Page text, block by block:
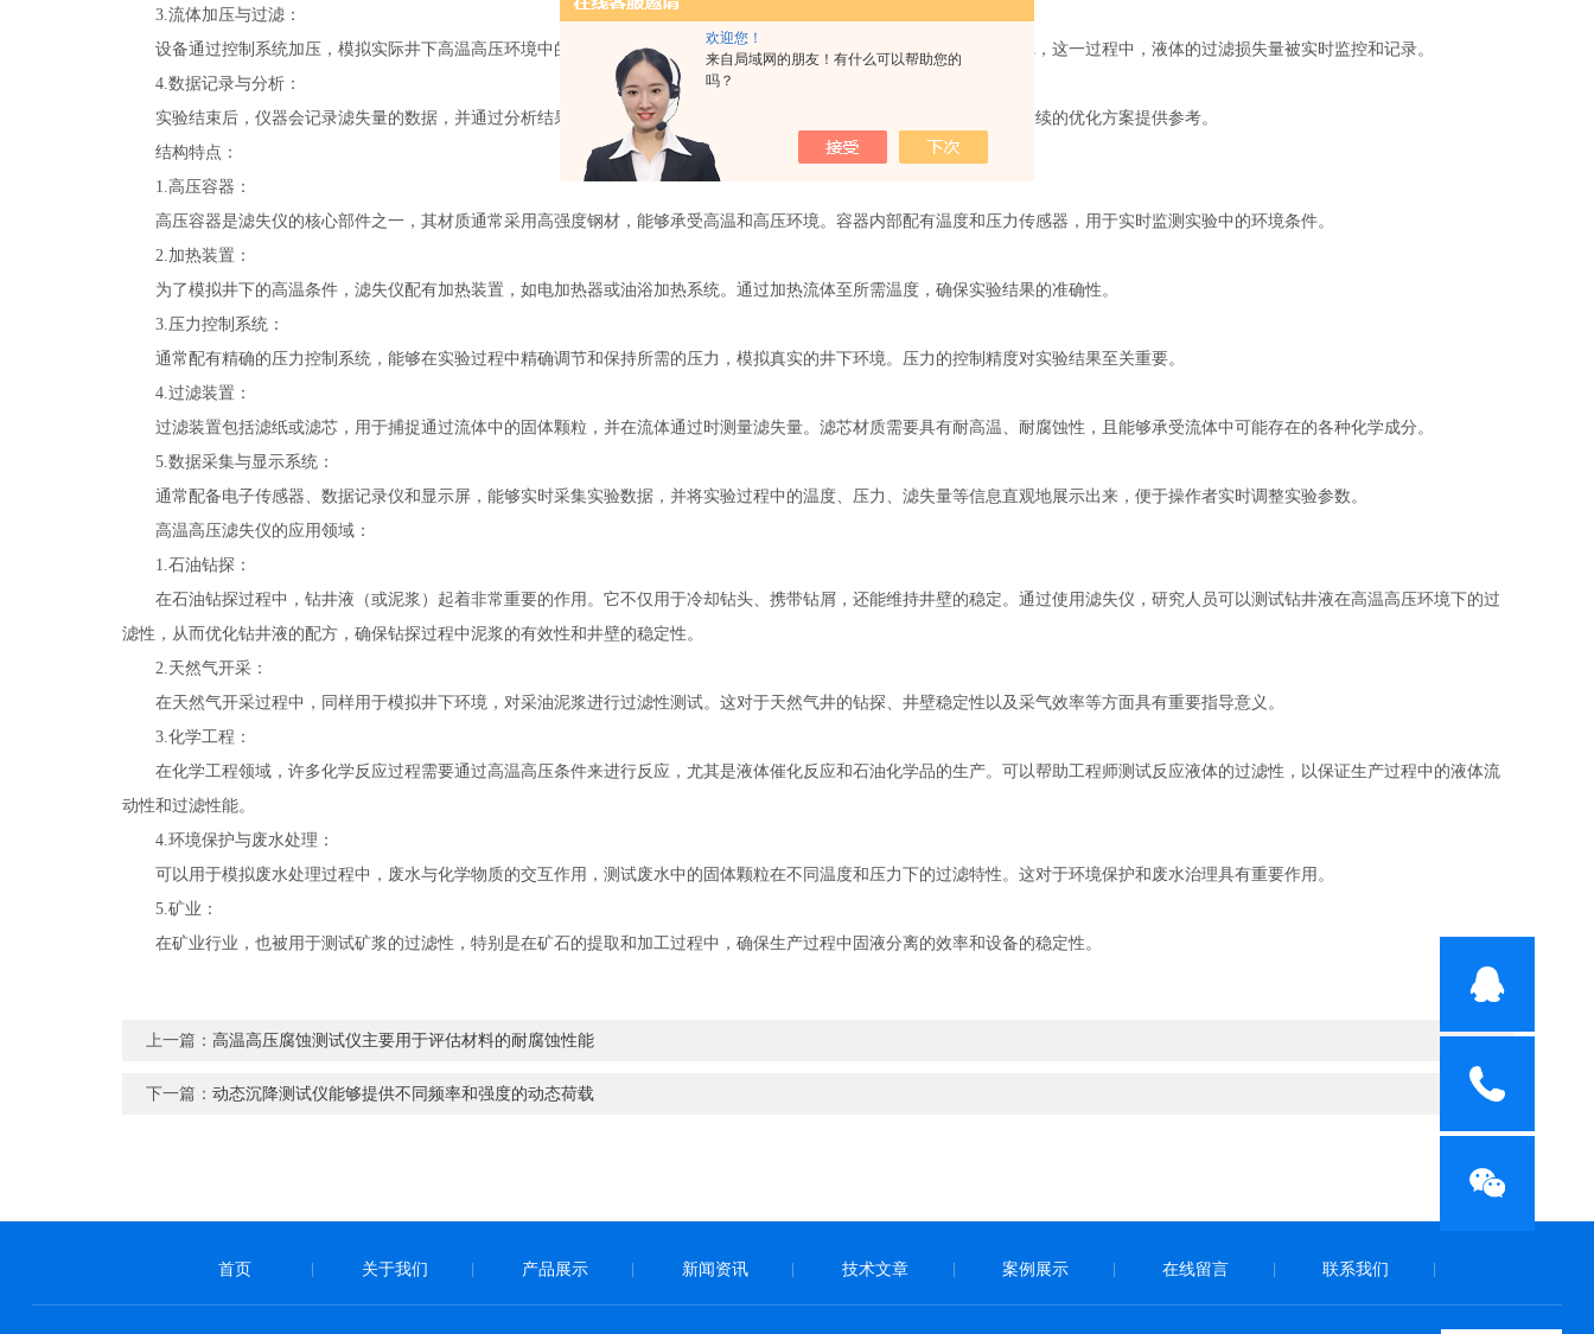
欢迎您！
来自局域网的朋友！有什么可以帮助您的
吗？
3.流体加压与过滤：
设备通过控制系统加压，模拟实际井下高温高压环境中的压力变化。在加压过程中，流体会在一定时间内通过滤芯或滤纸，这一过程中，液体的过滤损失量被实时监控和记录。
4.数据记录与分析：
实验结束后，仪器会记录滤失量的数据，并通过分析结果来评估流体的性能。具体的滤失量和滤饼厚度等数据，可以为后续的优化方案提供参考。
结构特点：
1.高压容器：
高压容器是滤失仪的核心部件之一，其材质通常采用高强度钢材，能够承受高温和高压环境。容器内部配有温度和压力传感器，用于实时监测实验中的环境条件。
2.加热装置：
为了模拟井下的高温条件，滤失仪配有加热装置，如电加热器或油浴加热系统。通过加热流体至所需温度，确保实验结果的准确性。
3.压力控制系统：
通常配有精确的压力控制系统，能够在实验过程中精确调节和保持所需的压力，模拟真实的井下环境。压力的控制精度对实验结果至关重要。
4.过滤装置：
过滤装置包括滤纸或滤芯，用于捕捉通过流体中的固体颗粒，并在流体通过时测量滤失量。滤芯材质需要具有耐高温、耐腐蚀性，且能够承受流体中可能存在的各种化学成分。
5.数据采集与显示系统：
通常配备电子传感器、数据记录仪和显示屏，能够实时采集实验数据，并将实验过程中的温度、压力、滤失量等信息直观地展示出来，便于操作者实时调整实验参数。
高温高压滤失仪的应用领域：
1.石油钻探：
在石油钻探过程中，钻井液（或泥浆）起着非常重要的作用。它不仅用于冷却钻头、携带钻屑，还能维持井壁的稳定。通过使用滤失仪，研究人员可以测试钻井液在高温高压环境下的过
滤性，从而优化钻井液的配方，确保钻探过程中泥浆的有效性和井壁的稳定性。
2.天然气开采：
在天然气开采过程中，同样用于模拟井下环境，对采油泥浆进行过滤性测试。这对于天然气井的钻探、井壁稳定性以及采气效率等方面具有重要指导意义。
3.化学工程：
在化学工程领域，许多化学反应过程需要通过高温高压条件来进行反应，尤其是液体催化反应和石油化学品的生产。可以帮助工程师测试反应液体的过滤性，以保证生产过程中的液体流
动性和过滤性能。
4.环境保护与废水处理：
可以用于模拟废水处理过程中，废水与化学物质的交互作用，测试废水中的固体颗粒在不同温度和压力下的过滤特性。这对于环境保护和废水治理具有重要作用。
5.矿业：
在矿业行业，也被用于测试矿浆的过滤性，特别是在矿石的提取和加工过程中，确保生产过程中固液分离的效率和设备的稳定性。
上一篇：高温高压腐蚀测试仪主要用于评估材料的耐腐蚀性能
下一篇：动态沉降测试仪能够提供不同频率和强度的动态荷载
首页 关于我们 产品展示 新闻资讯 技术文章 案例展示 在线留言 联系我们